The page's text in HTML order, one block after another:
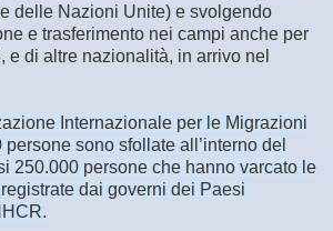
delle Nazioni Unite) e svolgendo
e trasferimento nei campi anche per
e di altre nazionalità, in arrivo nel
Internazionale per le Migrazioni
sono sfollate all’interno del
250.000 persone che hanno varcato le
dai governi dei Paesi